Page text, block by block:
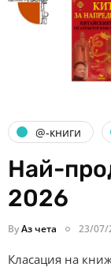
@-книги
Най-
2026
ByАз чета 23/07/
Класация на